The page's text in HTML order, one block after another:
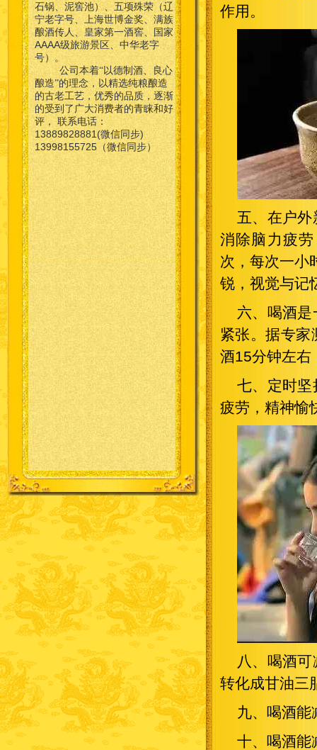
石锅、泥窖池）、五项殊荣（辽
宁老字号、上海世博金奖、满族
酿酒传人、皇家第一酒窖、国家
AAAA级旅游景区、中华老字
号）。
公司本着“以德制酒、良心
酿造”的理念，以精选纯粮酿造
的古老工艺，优秀的品质，逐渐
的受到了广大消费者的青睐和好
评， 联系电话：
13889828881(微信同步)
13998155725（微信同步）
作用。
五、在户
消除脑力疲
次，每次一小
锐，视觉与记
六、喝酒
紧张。据专家
酒15分钟左右
七、定时坚
疲劳，精神愉
八、喝酒
转化成甘油三
九、喝酒能
十、喝酒能